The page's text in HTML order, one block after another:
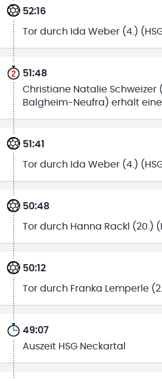
52:16
Tor durch Ida Weber (4.)
51:48
Christiane Natalie Schweizer
Balgheim-Neufra) erhält
51:41
Tor durch Ida Weber (4.)
50:48
Tor durch Hanna Rackl (20.)
50:12
Tor durch Franka Lemperle
49:07
Auszeit HSG Neckartal